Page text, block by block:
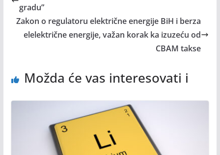
gradu”
Zakon o regulatoru električne energije BiH i berza
elelektrične energije, važan korak ka izuzeću od
CBAM takse
Možda će vas interesovati i